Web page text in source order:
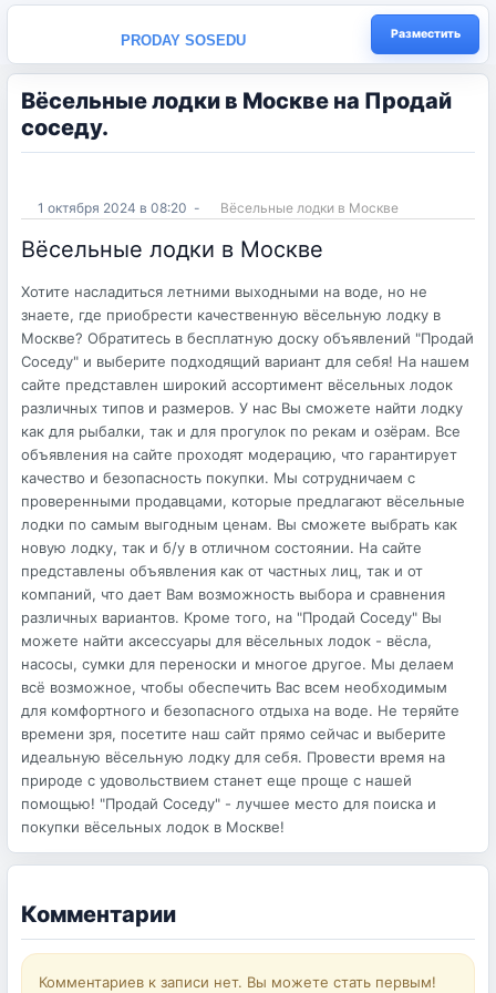
PRODAY SOSEDU Разместить
Вёсельные лодки в Москве на Продай
соседу.
1 октября 2024 в 08:20 - Вёсельные лодки в Москве
Вёсельные лодки в Москве
Хотите насладиться летними выходными на воде, но не
знаете, где приобрести качественную вёсельную лодку в
Москве? Обратитесь в бесплатную доску объявлений "Продай
Соседу" и выберите подходящий вариант для себя! На нашем
сайте представлен широкий ассортимент вёсельных лодок
различных типов и размеров. У нас Вы сможете найти лодку
как для рыбалки, так и для прогулок по рекам и озёрам. Все
объявления на сайте проходят модерацию, что гарантирует
качество и безопасность покупки. Мы сотрудничаем с
проверенными продавцами, которые предлагают вёсельные
лодки по самым выгодным ценам. Вы сможете выбрать как
новую лодку, так и б/у в отличном состоянии. На сайте
представлены объявления как от частных лиц, так и от
компаний, что дает Вам возможность выбора и сравнения
различных вариантов. Кроме того, на "Продай Соседу" Вы
можете найти аксессуары для вёсельных лодок - вёсла,
насосы, сумки для переноски и многое другое. Мы делаем
всё возможное, чтобы обеспечить Вас всем необходимым
для комфортного и безопасного отдыха на воде. Не теряйте
времени зря, посетите наш сайт прямо сейчас и выберите
идеальную вёсельную лодку для себя. Провести время на
природе с удовольствием станет еще проще с нашей
помощью! "Продай Соседу" - лучшее место для поиска и
покупки вёсельных лодок в Москве!
Комментарии
Комментариев к записи нет. Вы можете стать первым!